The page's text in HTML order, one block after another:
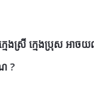
ងស្រី ក្មេងប្រុស អាចយ
?